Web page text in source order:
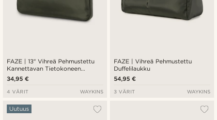
FAZE | 13" Vihreä Pehmustettu
Kannettavan Tietokoneen
Suojakotelo
34,95 €
4 VÄRIT WAYKINS
FAZE | Vihreä Pehmustettu
Duffelilaukku
54,95 €
3 VÄRIT WAYKINS
Uutuus